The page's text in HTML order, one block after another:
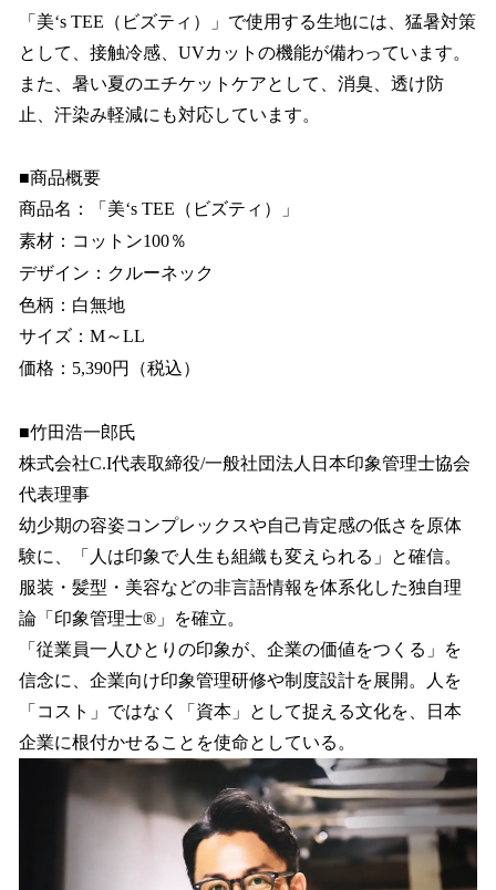
「美‘s TEE（ビズティ）」で使用する生地には、猛暑対策
として、接触冷感、UVカットの機能が備わっています。
また、暑い夏のエチケットケアとして、消臭、透け防
止、汗染み軽減にも対応しています。
■商品概要
商品名：「美‘s TEE（ビズティ）」
素材：コットン100％
デザイン：クルーネック
色柄：白無地
サイズ：M～LL
価格：5,390円（税込）
■竹田浩一郎氏
株式会社C.I代表取締役/一般社団法人日本印象管理士協会
代表理事
幼少期の容姿コンプレックスや自己肯定感の低さを原体
験に、「人は印象で人生も組織も変えられる」と確信。
服装・髪型・美容などの非言語情報を体系化した独自理
論「印象管理士®」を確立。
「従業員一人ひとりの印象が、企業の価値をつくる」を
信念に、企業向け印象管理研修や制度設計を展開。人を
「コスト」ではなく「資本」として捉える文化を、日本
企業に根付かせることを使命としている。